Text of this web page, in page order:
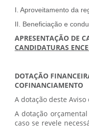
I. Aproveitamento da
II. Beneficiação e
APRESENTAÇÃO DE
CANDIDATURAS
DOTAÇÃO
COFINANCIAMENTO
A dotação deste Aviso
A dotação
caso se revele